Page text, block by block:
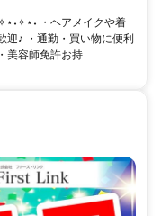
・ヘアメイクや着
迎♪ ・通勤・買い物に便利
美容師免許お持...